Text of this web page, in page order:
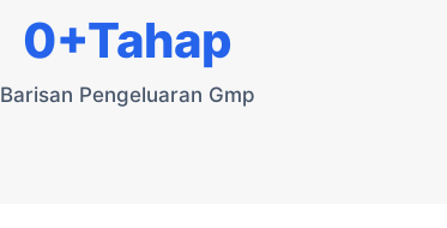
Barisan Pengeluaran Gmp
0+Tahap